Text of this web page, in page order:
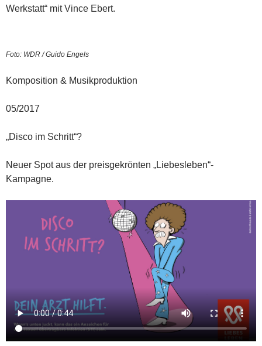
Werkstatt“ mit Vince Ebert.
Foto: WDR / Guido Engels
Komposition & Musikproduktion
05/2017
„Disco im Schritt“?
Neuer Spot aus der preisgekrönten „Liebesleben“-
Kampagne.